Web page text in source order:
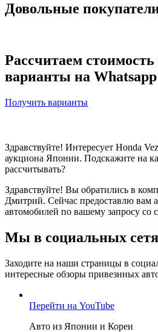
Довольные
Рассчитаем
варианты на Whatsapp
Получить варианты
Здравствуйте! Интересует Honda
аукциона Японии. Подскажите на
рассчитывать?
Здравствуйте! Вы обратились в
Дмитрий. Сейчас предоставлю вам
автомобилей по вашему запросу со
Мы в социальных
Заходите на наши страницы в
интересные обзоры привезнных
Перейти на YouTube
Авто из Японии и Кореи